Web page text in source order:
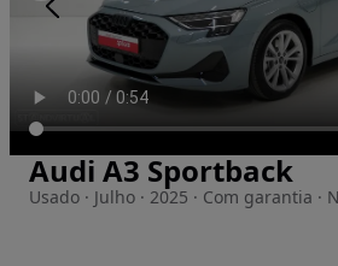
Imagem 1 de 35
Audi A3 Sportback
Usado · Julho · 2025 · Com garantia ·